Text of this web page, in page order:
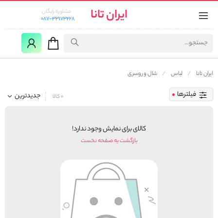
ایران تانا
مشاوره رایگان:
087-33173228
ایران تانا لباس شال و روسری
فیلترها جدیدترین 0 کالا
کالای برای نمایش وجود ندارد!
بازگشت به صفحه نخست